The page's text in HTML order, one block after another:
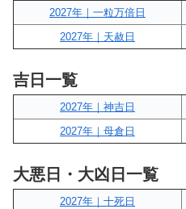
2027年｜一粒万倍日
2027年｜天赦日
吉日一覧
2027年｜神吉日
2027年｜母倉日
大悪日・大凶日一覧
2027年｜十死日